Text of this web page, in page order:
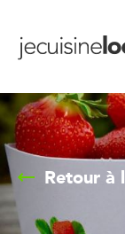
Retour à